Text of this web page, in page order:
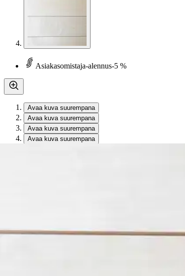
Asiakasomistaja-alennus-5 %
Avaa kuva suurempana
Avaa kuva suurempana
Avaa kuva suurempana
Avaa kuva suurempana